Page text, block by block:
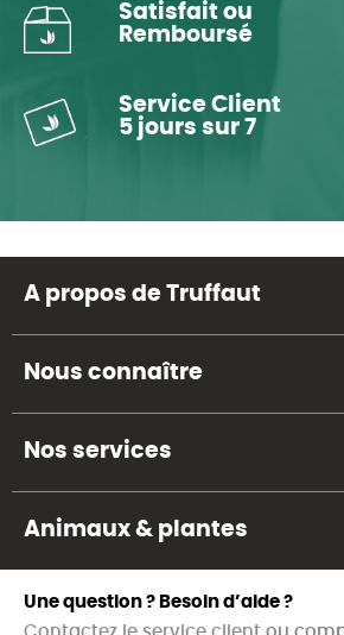
Satisfait ou
Remboursé
Service Client
5 jours sur 7
A propos de Truffaut
Nous connaître
Nos services
Animaux & plantes
Une question ? Besoin d’aide ?